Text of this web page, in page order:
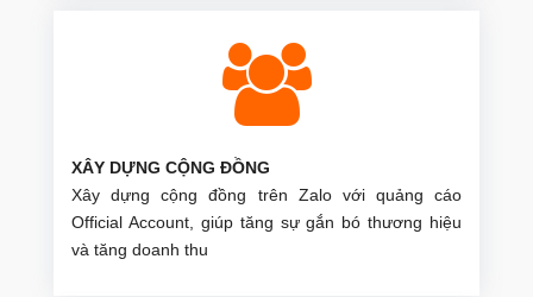
XÂY DỰNG CỘNG ĐỒNG
Xây dựng cộng đồng trên Zalo với quảng cáo
Official Account, giúp tăng sự gắn bó thương hiệu
và tăng doanh thu